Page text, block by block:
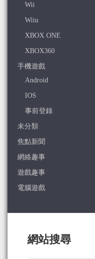
Wii
Wiiu
XBOX ONE
XBOX360
手機遊戲
Android
IOS
事前登錄
未分類
焦點新聞
網絡趣事
遊戲趣事
電腦遊戲
網站搜尋